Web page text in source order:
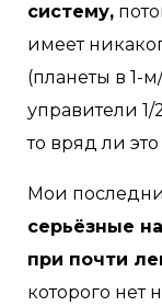
систему,
имеет
(планеты в 1-
управители
то вряд ли
Мои
серьёзные
при почти
которого нет